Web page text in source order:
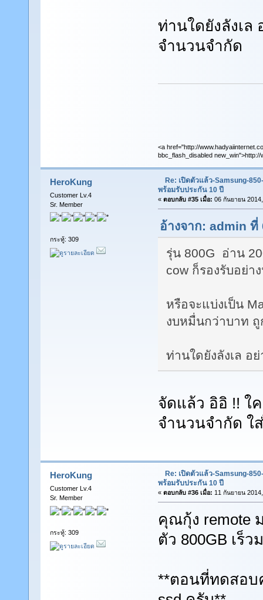
ท่านใดยังลังเ
จำนวนจำกัด
<a href="http://
bbc_flash_disabled
HeroKung
Customer Lv.4
Sr. Member
กระทู้: 309
Re: เปิดตัวแล้ว-Samsung-
พร้อมรับประกัน 10 ปี
« ตอบกลับ #35 เมื่อ: 06 กันยายน
อ้างจาก: admin ที่
รุ่น 800G อ่าน
cow ก็รองรับอย่า
หรือจะแบ่งเป็น
งบหมื่นกว่าบาท
ท่านใดยังลังเล อ
จัดแล้ว อิอิ !! ใ
จำนวนจำกัด ใ
HeroKung
Customer Lv.4
Sr. Member
กระทู้: 309
Re: เปิดตัวแล้ว-Samsung-
พร้อมรับประกัน 10 ปี
« ตอบกลับ #36 เมื่อ: 11 กันยายน
คุณกุ้ง remote
ตัว 800GB เร็
**ตอนที่ทดสอบ